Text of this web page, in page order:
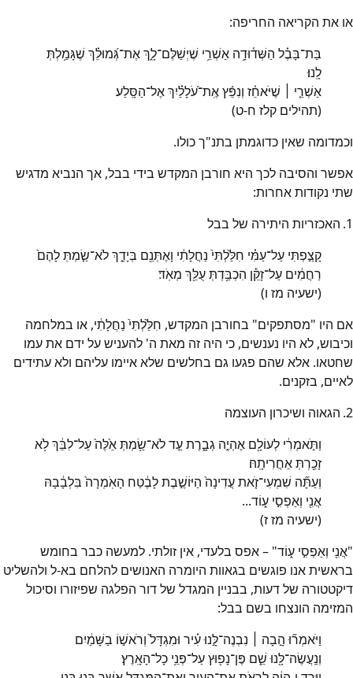
או את הקריאה החריפה:
בַּת־בָּבֶ֗ל הַשְּׁד֫וּדָ֥ה אַשְׁרֵ֥י שֶׁיְשַׁלֶּם־לָ֑ךְ אֶת־גְּ֝מוּלֵ֗ךְ שֶׁגָּמַ֥לְתְּ
לָֽנוּ׃
אַשְׁרֵ֤י ׀ שֶׁיֹּאחֵ֓ז וְנִפֵּ֬ץ אֶֽת־עֹ֝לָלַ֗יִךְ אֶל־הַסָּֽלַע׃
(תהילים קלז ח-ט)
וכמדומה שאין כדוגמתן בתנ"ך כולו.
אפשר והסיבה לכך היא חורבן המקדש בידי בבל, אך הנביא מדגיש
שתי נקודות אחרות:
1. האכזריות היתירה של בבל
קָצַ֣פְתִּי עַל־עַמִּ֗י חִלַּ֙לְתִּי֙ נַחֲלָתִ֔י וָאֶתְּנֵ֖ם בְּיָדֵ֑ךְ לֹא־שַׂ֤מְתְּ לָהֶם֙
רַחֲמִ֔ים עַל־זָקֵ֕ן הִכְבַּ֥דְתְּ עֻלֵּ֖ךְ מְאֹֽד׃
(ישעיה מז ו)
אם היו "מסתפקים" בחורבן המקדש, חִלַּ֙לְתִּי֙ נַחֲלָתִ֔י, או במלחמה
וכיבוש, לא היו נענשים, כי היה זה מאת ה' להעניש על ידם את עמו
שחטאו. אלא שהם פגעו גם בחלשים שלא איימו עליהם ולא עתידים
לאיים, בזקנים.
2. הגאוה ושיכרון העוצמה
וַתֹּ֣אמְרִ֔י לְעוֹלָ֖ם אֶהְיֶ֣ה גְבָ֑רֶת עַ֣ד לֹא־שַׂ֥מְתְּ אֵ֙לֶּה֙ עַל־לִבֵּ֔ךְ לֹ֥א
זָכַ֖רְתְּ אַחֲרִיתָֽהּ׃
וְעַתָּ֞ה שִׁמְעִי־זֹ֤את עֲדִינָה֙ הַיּוֹשֶׁ֣בֶת לָבֶ֔טַח הָאֹֽמְרָה֙ בִּלְבָ֔בָהּ
אֲנִ֖י וְאַפְסִ֣י ע֑וֹד...
(ישעיה מז ז)
"אֲנִ֖י וְאַפְסִ֣י ע֑וֹד" – אפס בלעדי, אין זולתי. למעשה כבר בחומש
בראשית אנו פוגשים בגאוות היומרה האנושים להלחם בא-ל ולהשליט
דיקטטורה של דעות, בבניין המגדל של דור הפלגה שפיזורו וסיכול
המזימה הונצחו בשם בבל:
וַיֹּאמְר֞וּ הָ֣בָה ׀ נִבְנֶה־לָּ֣נוּ עִ֗יר וּמִגְדָּל֙ וְרֹאשׁ֣וֹ בַשָּׁמַ֔יִם
וְנַֽעֲשֶׂה־לָּ֖נוּ שֵׁ֑ם פֶּן־נָפ֖וּץ עַל־פְּנֵ֥י כָל־הָאָֽרֶץ׃